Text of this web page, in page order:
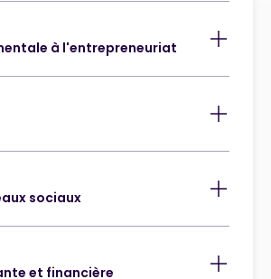
à l'entrepreneuriat
sociaux
et financière